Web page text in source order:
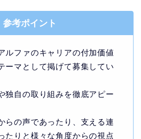
参考ポイント
ルファのキャリアの付加価値
ーマとして掲げて募集してい
独自の取り組みを徹底アピー
らの声であったり、支える連
たりと様々な角度からの視点